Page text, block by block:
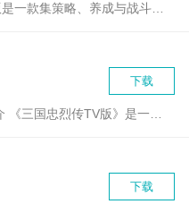
下载
下载